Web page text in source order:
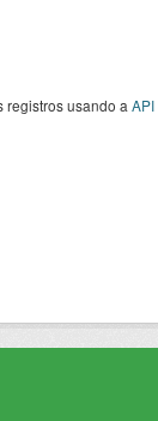
registros usando a API